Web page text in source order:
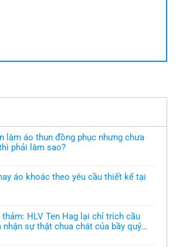
làm áo thun đồng phục nhưng chưa
phải làm sao?
áo khoác theo yêu cầu thiết kế tại
thảm: HLV Ten Hag lại chỉ trích cầu
nhận sự thật chua chát của bầy quỷ